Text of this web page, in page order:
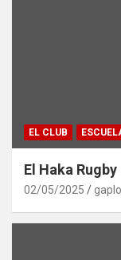
EL CLUB
El Haka
02/05/2025